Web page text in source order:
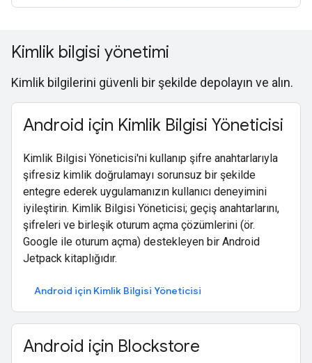
Kimlik bilgisi yönetimi
Kimlik bilgilerini güvenli bir şekilde depolayın ve alın.
Android için Kimlik Bilgisi Yöneticisi
Kimlik Bilgisi Yöneticisi'ni kullanıp şifre anahtarlarıyla
şifresiz kimlik doğrulamayı sorunsuz bir şekilde
entegre ederek uygulamanızın kullanıcı deneyimini
iyileştirin. Kimlik Bilgisi Yöneticisi; geçiş anahtarlarını,
şifreleri ve birleşik oturum açma çözümlerini (ör.
Google ile oturum açma) destekleyen bir Android
Jetpack kitaplığıdır.
Android için Kimlik Bilgisi Yöneticisi
Android için Blockstore